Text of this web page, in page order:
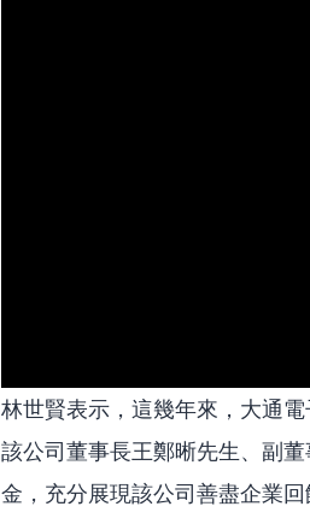
林世賢表示，這幾年來，大通
該公司董事長王鄭晰先生、副
金，充分展現該公司善盡企業